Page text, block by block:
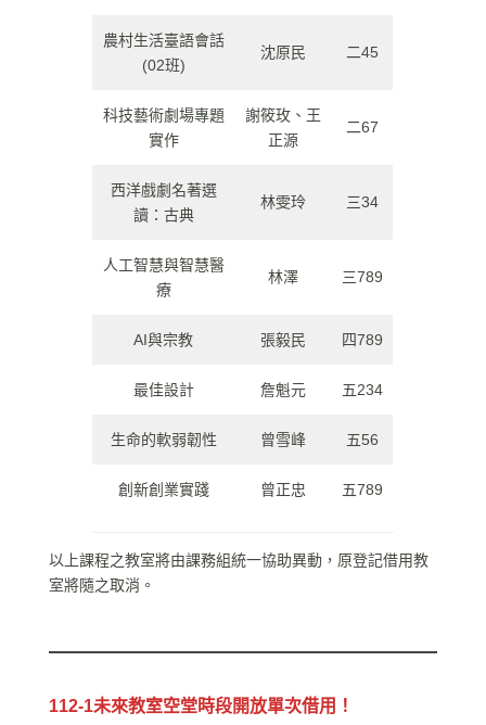
農村生活臺語會話
(02班)
沈原民 二45
科技藝術劇場專題
實作
謝筱玫、王
正源
二67
西洋戲劇名著選
讀：古典
林雯玲 三34
人工智慧與智慧醫
療
林澤 三789
AI與宗教 張毅民 四789
最佳設計 詹魁元 五234
生命的軟弱韌性 曾雪峰 五56
創新創業實踐 曾正忠 五789
以上課程之教室將由課務組統一協助異動，原登記借用教
室將隨之取消。
112-1未來教室空堂時段開放單次借用！